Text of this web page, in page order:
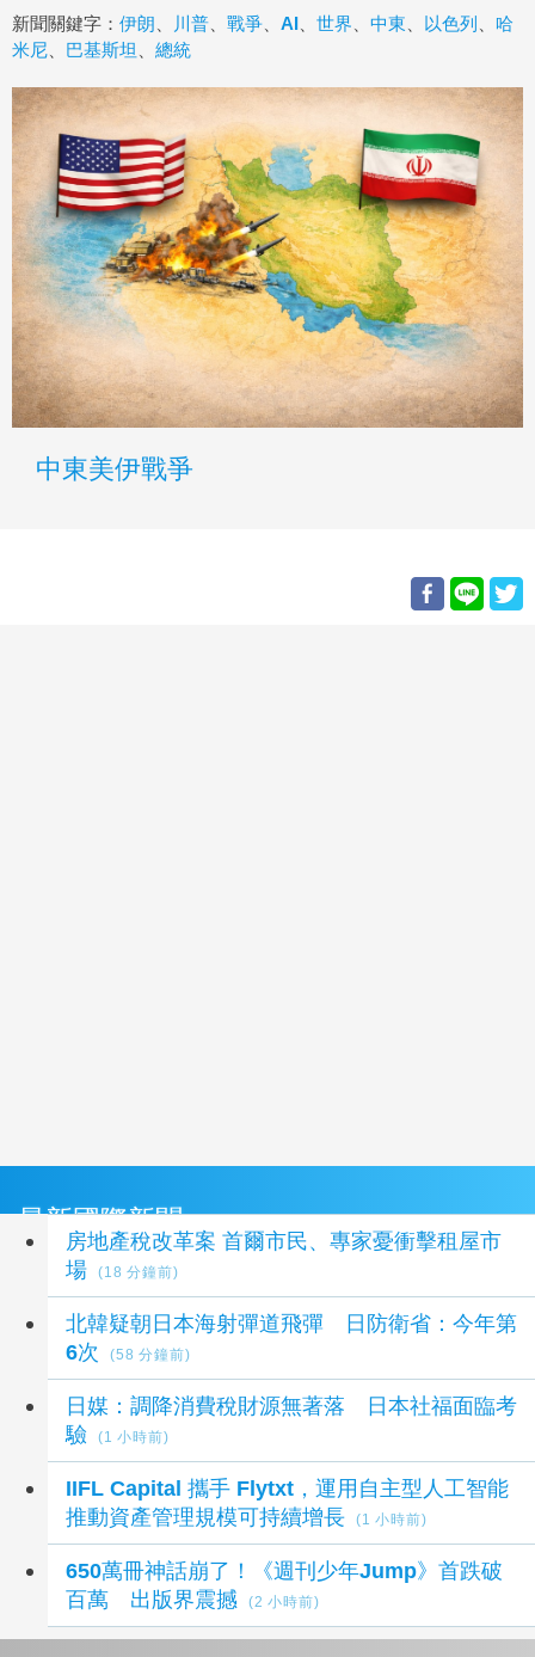
新聞關鍵字： 伊朗 川普 戰爭 AI 世界 中東 以色列
哈
米尼
巴基斯坦 總統
中東美伊戰爭
最新國際新聞
房地產稅改革案 首爾市民、專家憂衝擊租屋市
場
(18 分鐘前)
北韓疑朝日本海射彈道飛彈 日防衛省：今年第
6次
(58 分鐘前)
日媒：調降消費稅財源無著落 日本社福面臨考
驗
(1 小時前)
IIFL Capital 攜手 Flytxt，運用自主型人工智能
推動資產管理規模可持續增長
(1 小時前)
650萬冊神話崩了！《週刊少年Jump》首跌破
百萬 出版界震撼
(2 小時前)